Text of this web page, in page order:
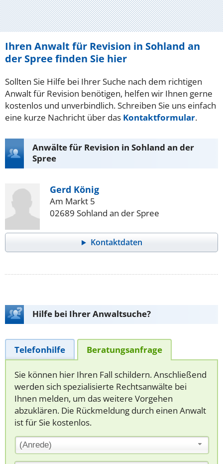
Ihren Anwalt für Revision in Sohland an
der Spree finden Sie hier
Sollten Sie Hilfe bei Ihrer Suche nach dem richtigen
Anwalt für Revision benötigen, helfen wir Ihnen gerne
kostenlos und unverbindlich. Schreiben Sie uns einfach
eine kurze Nachricht über das Kontaktformular.
Anwälte für Revision in Sohland an der
Spree
Gerd König
Am Markt 5
02689 Sohland an der Spree
Kontaktdaten
Hilfe bei Ihrer Anwaltsuche?
Telefonhilfe Beratungsanfrage
Sie können hier Ihren Fall schildern. Anschließend
werden sich spezialisierte Rechtsanwälte bei
Ihnen melden, um das weitere Vorgehen
abzuklären. Die Rückmeldung durch einen Anwalt
ist für Sie kostenlos.
(Anrede)